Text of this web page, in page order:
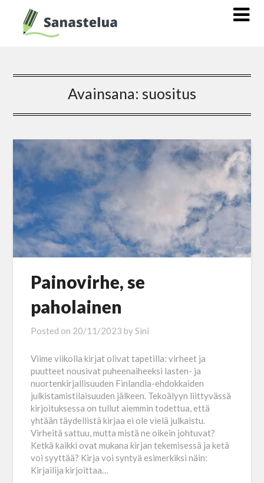
Avainsana: suositus
Painovirhe, se
paholainen
Posted on 20/11/2023 bySini
Viime viikolla kirjat olivat tapetilla: virheet ja
puutteet nousivat puheenaiheeksi lasten- ja
nuortenkirjallisuuden Finlandia-ehdokkaiden
julkistamistilaisuuden jälkeen. Tekoälyyn liittyvässä
kirjoituksessa on tullut aiemmin todettua, että
yhtään täydellistä kirjaa ei ole vielä julkaistu.
Virheitä sattuu, mutta mistä ne oikein johtuvat?
Ketkä kaikki ovat mukana kirjan tekemisessä ja ketä
voi syyttää? Kirja voi syntyä esimerkiksi näin:
Kirjailija kirjoittaa…